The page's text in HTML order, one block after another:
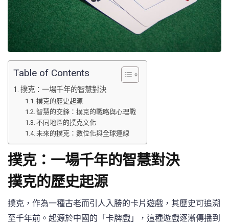
Table of Contents
撲克：一場千年的智慧對決
撲克的歷史起源
智慧的交鋒：撲克的戰略與心理戰
不同地區的撲克文化
未來的撲克：數位化與全球連線
撲克：一場千年的智慧對決
撲克的歷史起源
撲克，作為一種古老而引人入勝的卡片遊戲，其歷史可追溯
至千年前。起源於中國的「卡牌戲」，這種遊戲逐漸傳播到